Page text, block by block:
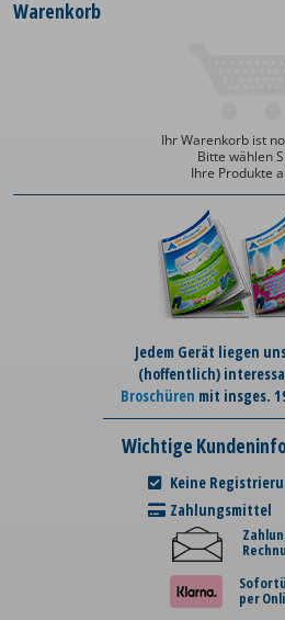
Warenkorb
Ihr Warenkorb ist
Bitte wählen
Ihre Produkte
Jedem Gerät liegen
(hoffentlich)
Broschüren mit insges.
Wichtige
Keine
Zahlungsmittel
per